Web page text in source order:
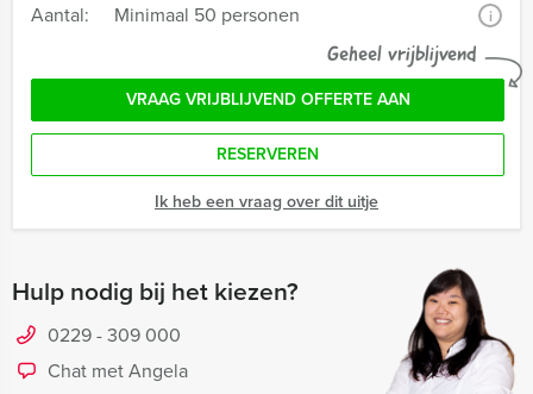
Aantal:
Minimaal 50 personen i
Geheel vrijblijvend
VRAAG VRIJBLIJVEND OFFERTE AAN
RESERVEREN
Ik heb een vraag over dit uitje
Hulp nodig bij het kiezen?
0229 - 309 000
Chat met Angela